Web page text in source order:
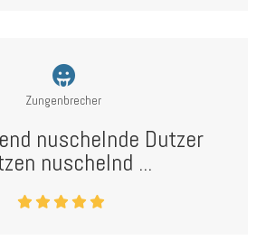
Zungenbrecher
nuschelnde Dutzer
nuschelnd ...